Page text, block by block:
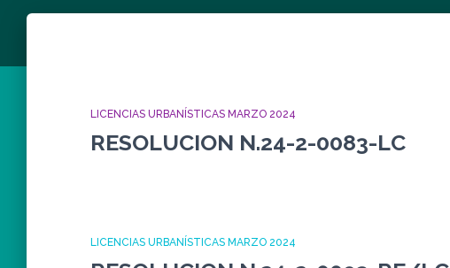
LICENCIAS URBANÍSTICAS MARZO 2024
RESOLUCION N.24-2-0083-LC
LICENCIAS URBANÍSTICAS MARZO 2024